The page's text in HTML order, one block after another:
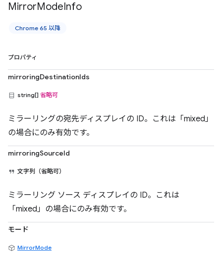
MirrorModeInfo
Chrome 65 以降
プロパティ
mirroringDestinationIds
string[] 省略可
ミラーリングの宛先ディスプレイの ID。これは「mixed」
の場合にのみ有効です。
mirroringSourceId
文字列（省略可）
ミラーリング ソース ディスプレイの ID。これは
「mixed」の場合にのみ有効です。
モード
MirrorMode